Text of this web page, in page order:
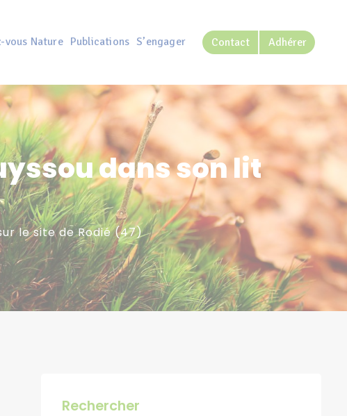
vous Nature Publications S’engager Contact Adhérer
dans son lit
le site de Rodié (47)
Rechercher